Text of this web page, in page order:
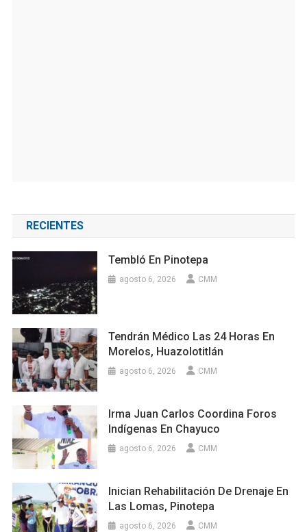
RECIENTES
Tembló En Pinotepa
agosto 6, 2026 CMM
Tendrán Médico Las 24 Horas En
Morelos, Huazolotitlán
agosto 6, 2026 CMM
Irma Juan Carlos Coordina Foros
Indígenas En Chayuco
agosto 6, 2026 CMM
Inician Rehabilitación De Drenaje En
Las Lomas, Pinotepa
agosto 6, 2026 CMM